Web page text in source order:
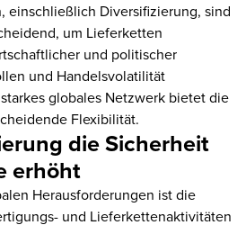
einschließlich Diversifizierung, sind
um Lieferketten
und politischer
und Handelsvolatilität
globales Netzwerk bietet die
Flexibilität.
die Sicherheit
erhöht
Herausforderungen ist die
und Lieferkettenaktivitäten